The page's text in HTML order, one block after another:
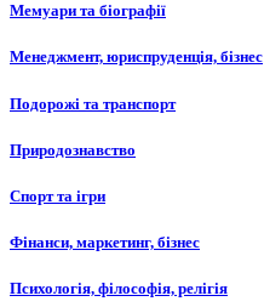
Мемуари та біографії
Менеджмент, юриспруденція, бізнес
Подорожі та транспорт
Природознавство
Спорт та ігри
Фінанси, маркетинг, бізнес
Психологія, філософія, релігія